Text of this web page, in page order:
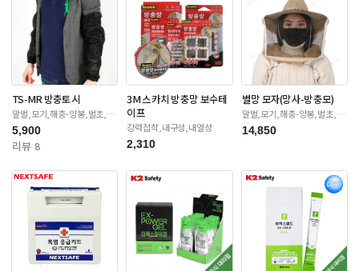
TS-MR 방충토시
말벌,모기,해충-양봉,벌초,제
초
5,900
리뷰 8
3M 스카치 방충망 보수테
이프
강력접착,내구성,내열성
2,310
벌망 모자(망사-방충모)
말벌,모기,해충-양봉,벌초,제
초
14,850